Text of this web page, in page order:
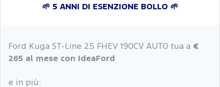
🌱 5 ANNI DI ESENZIONE BOLLO 🌱
Ford Kuga ST-Line 2.5 FHEV 190CV AUTO tua a €
265 al mese con IdeaFord
e in più: